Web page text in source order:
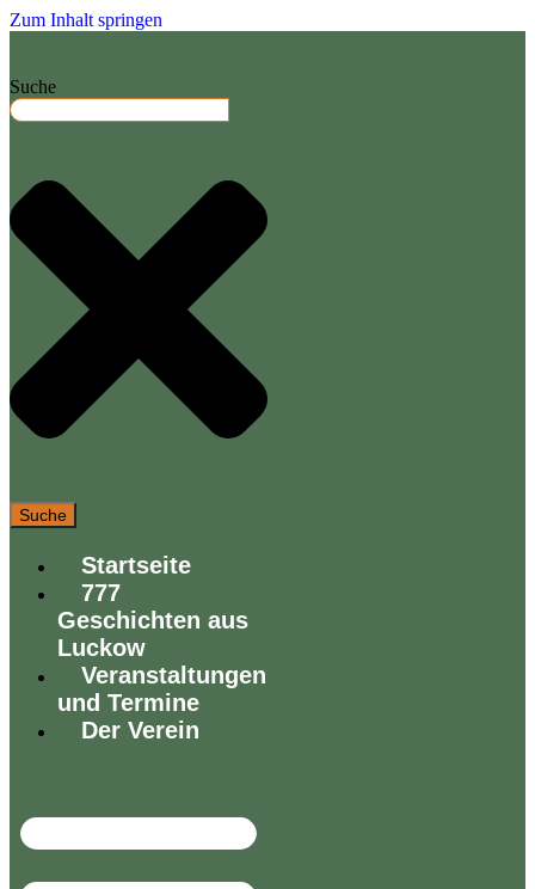
Zum Inhalt springen
Suche
Suche
Startseite
777
Geschichten aus
Luckow
Veranstaltungen
und Termine
Der Verein